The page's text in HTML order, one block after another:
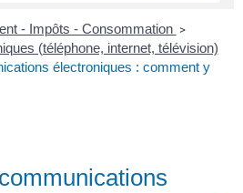
- Impôts - Consommation >
(téléphone, internet, télévision)
électroniques : comment y